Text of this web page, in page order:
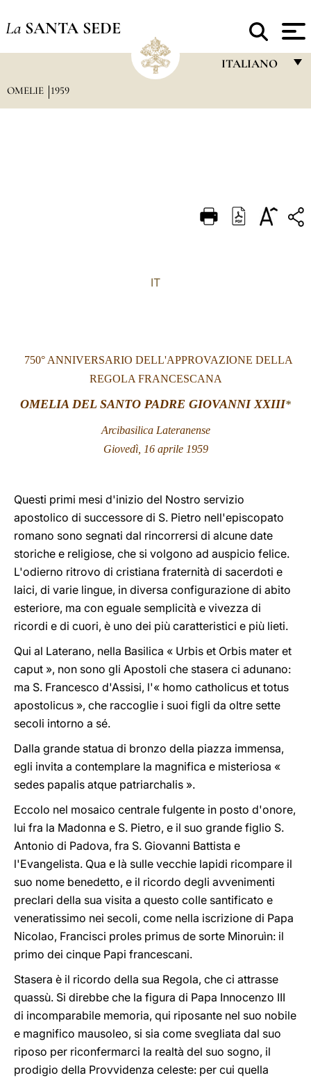
La SANTA SEDE
ITALIANO
DEUTSCH
OMELIE 1959
IT
750° ANNIVERSARIO DELL'APPROVAZIONE DELLA
REGOLA FRANCESCANA
OMELIA DEL SANTO PADRE GIOVANNI XXIII*
Arcibasilica Lateranense
Giovedì, 16 aprile 1959
Questi primi mesi d'inizio del Nostro servizio
apostolico di successore di S. Pietro nell'episcopato
romano sono segnati dal rincorrersi di alcune date
storiche e religiose, che si volgono ad auspicio felice.
L'odierno ritrovo di cristiana fraternità di sacerdoti e
laici, di varie lingue, in diversa configurazione di abito
esteriore, ma con eguale semplicità e vivezza di
ricordi e di cuori, è uno dei più caratteristici e più lieti.
Qui al Laterano, nella Basilica « Urbis et Orbis mater et
caput », non sono gli Apostoli che stasera ci adunano:
ma S. Francesco d'Assisi, l'« homo catholicus et totus
apostolicus », che raccoglie i suoi figli da oltre sette
secoli intorno a sé.
Dalla grande statua di bronzo della piazza immensa,
egli invita a contemplare la magnifica e misteriosa «
sedes papalis atque patriarchalis ».
Eccolo nel mosaico centrale fulgente in posto d'onore,
lui fra la Madonna e S. Pietro, e il suo grande figlio S.
Antonio di Padova, fra S. Giovanni Battista e
l'Evangelista. Qua e là sulle vecchie lapidi ricompare il
suo nome benedetto, e il ricordo degli avvenimenti
preclari della sua visita a questo colle santificato e
veneratissimo nei secoli, come nella iscrizione di Papa
Nicolao, Francisci proles primus de sorte Minoruìn: il
primo dei cinque Papi francescani.
Stasera è il ricordo della sua Regola, che ci attrasse
quassù. Si direbbe che la figura di Papa Innocenzo III
di incomparabile memoria, qui riposante nel suo nobile
e magnifico mausoleo, si sia come svegliata dal suo
riposo per riconfermarci la realtà del suo sogno, il
prodigio della Provvidenza celeste: per cui quella